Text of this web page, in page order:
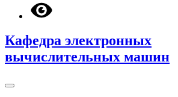
Кафедра электронных
вычислительных машин